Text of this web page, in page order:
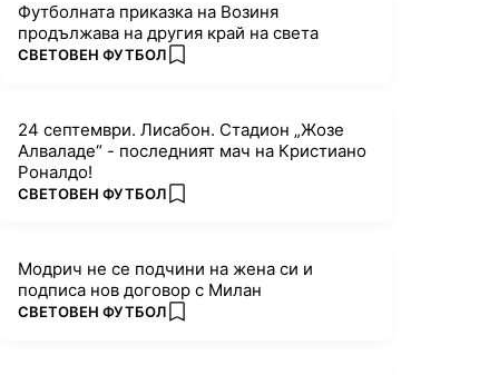
Футболната приказка на Возиня
продължава на другия край на света
ПОВЕЧЕ ОТ
СВЕТОВЕН ФУТБОЛ add favorites
24 септември. Лисабон. Стадион „Жозе
Алваладе“ - последният мач на Кристиано
Роналдо!
ПОВЕЧЕ ОТ
СВЕТОВЕН ФУТБОЛ add favorites
Модрич не се подчини на жена си и
подписа нов договор с Милан
ПОВЕЧЕ ОТ
СВЕТОВЕН ФУТБОЛ add favorites